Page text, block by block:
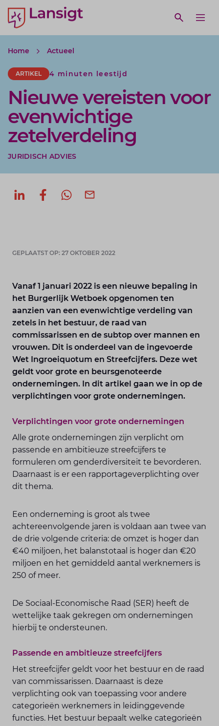
Lansigt Accountants logo
Open
search website
Home Actueel
ARTIKEL 4 minuten leestijd
Nieuwe vereisten voor
evenwichtige
zetelverdeling
JURIDISCH ADVIES
Deel op LinkedIn
Deel op Facebook
GEPLAATST OP: 27 OKTOBER 2022
Vanaf 1 januari 2022 is een nieuwe bepaling in
het Burgerlijk Wetboek opgenomen ten
aanzien van een evenwichtige verdeling van
zetels in het bestuur, de raad van
commissarissen en de subtop over mannen en
vrouwen. Dit is onderdeel van de ingevoerde
Wet Ingroeiquotum en Streefcijfers. Deze wet
geldt voor grote en beursgenoteerde
ondernemingen. In dit artikel gaan we in op de
verplichtingen voor grote ondernemingen.
Verplichtingen voor grote ondernemingen
Alle grote ondernemingen zijn verplicht om
passende en ambitieuze streefcijfers te
formuleren om genderdiversiteit te bevorderen.
Daarnaast is er een rapportageverplichting over
dit thema.
Een onderneming is groot als twee
achtereenvolgende jaren is voldaan aan twee van
de drie volgende criteria: de omzet is hoger dan
€40 miljoen, het balanstotaal is hoger dan €20
miljoen en het gemiddeld aantal werknemers is
250 of meer.
De Sociaal-Economische Raad (SER) heeft de
wettelijke taak gekregen om ondernemingen
hierbij te ondersteunen.
Passende en ambitieuze streefcijfers
Het streefcijfer geldt voor het bestuur en de raad
van commissarissen. Daarnaast is deze
verplichting ook van toepassing voor andere
categorieën werknemers in leidinggevende
functies. Het bestuur bepaalt welke categorieën